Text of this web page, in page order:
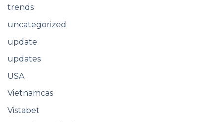
trends
uncategorized
update
updates
USA
Vietnamcas
Vistabet